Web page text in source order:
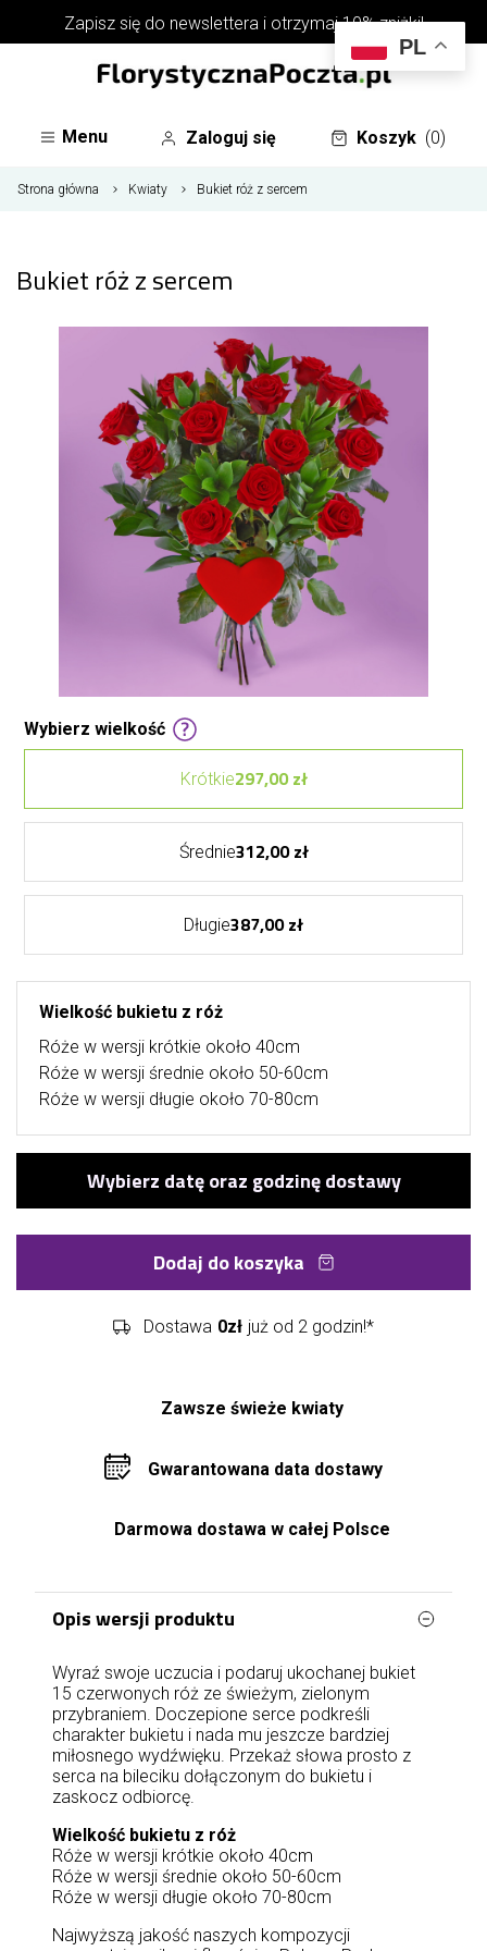
Zapisz się do newsletterai otrzymaj 10% zniżki!
Menu Zaloguj się Koszyk (0)
Strona główna Kwiaty Bukiet róż z sercem
Bukiet róż z sercem
Wybierz wielkość
Krótkie297,00 zł
Średnie312,00 zł
Długie387,00 zł
Wielkość bukietu z róż
Róże w wersji krótkie około 40cm
Róże w wersji średnie około 50-60cm
Róże w wersji długie około 70-80cm
Dodaj do koszyka
Dostawa 0zł już od 2 godzin!*
Zawsze świeże kwiaty
Gwarantowana data dostawy
Darmowa dostawa w całej Polsce
Opis wersji produktu
Wyraź swoje uczucia i podaruj ukochanej bukiet
15 czerwonych róż ze świeżym, zielonym
przybraniem. Doczepione serce podkreśli
charakter bukietu i nada mu jeszcze bardziej
miłosnego wydźwięku. Przekaż słowa prosto z
serca na bileciku dołączonym do bukietu i
zaskocz odbiorcę.
Wielkość bukietu z róż
Róże w wersji krótkie około 40cm
Róże w wersji średnie około 50-60cm
Róże w wersji długie około 70-80cm
Najwyższą jakość naszych kompozycji
PL